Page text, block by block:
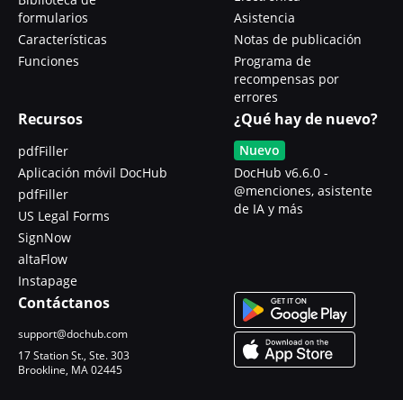
formularios
Características
Funciones
Asistencia
Notas de publicación
Programa de
recompensas por
errores
Recursos
pdfFiller
Aplicación móvil DocHub
pdfFiller
US Legal Forms
SignNow
altaFlow
Instapage
¿Qué hay de nuevo?
Nuevo
DocHub v6.6.0 -
@menciones, asistente
de IA y más
Contáctanos
support@dochub.com
17 Station St., Ste. 303
Brookline, MA 02445